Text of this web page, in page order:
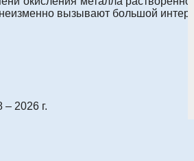
вызывают большой
2026 г.